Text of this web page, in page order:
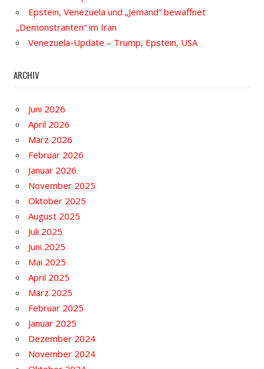
Epstein, Venezuela und „Jemand“ bewaffnet
„Demonstranten“ im Iran
Venezuela-Update – Trump, Epstein, USA
ARCHIV
Juni 2026
April 2026
März 2026
Februar 2026
Januar 2026
November 2025
Oktober 2025
August 2025
Juli 2025
Juni 2025
Mai 2025
April 2025
März 2025
Februar 2025
Januar 2025
Dezember 2024
November 2024